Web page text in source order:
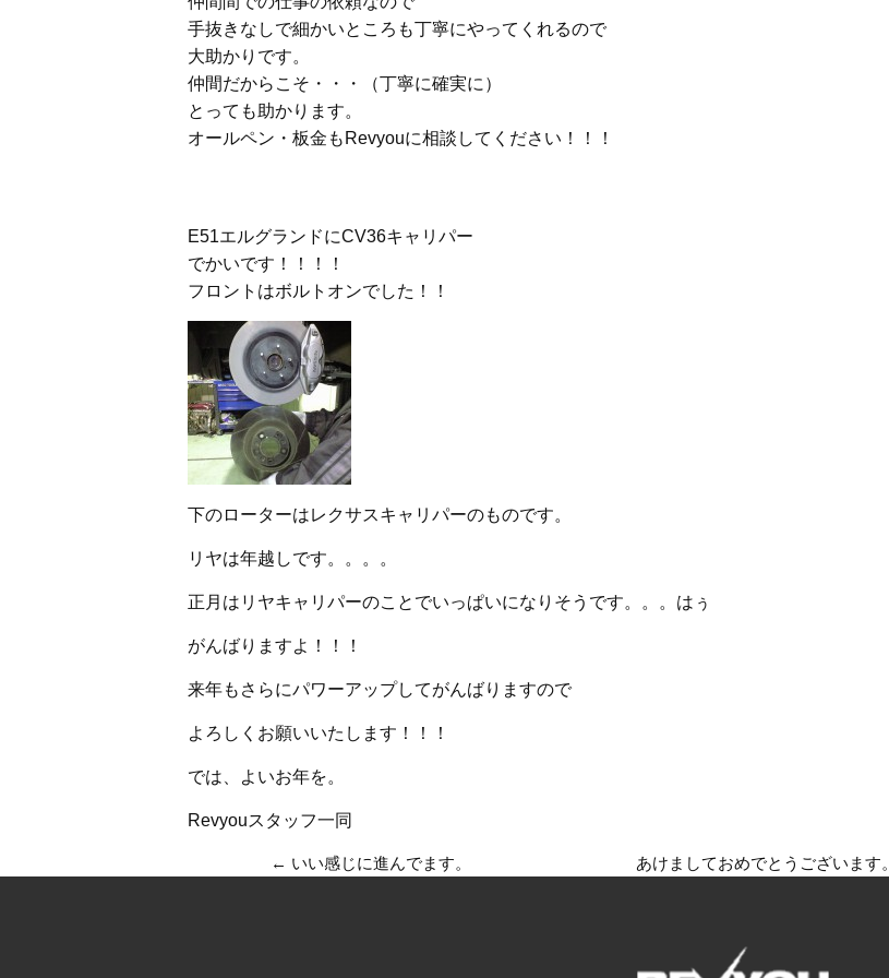
手抜きなしで細かいところも丁寧にやってくれるので
大助かりです。
仲間だからこそ・・・（丁寧に確実に）
とっても助かります。
オールペン・板金もRevyouに相談してください！！！
E51エルグランドにCV36キャリパー
でかいです！！！！
フロントはボルトオンでした！！
下のローターはレクサスキャリパーのものです。
リヤは年越しです。。。。
正月はリヤキャリパーのことでいっぱいになりそうです。。。はぅ
がんばりますよ！！！
来年もさらにパワーアップしてがんばりますので
よろしくお願いいたします！！！
では、よいお年を。
Revyouスタッフ一同
← いい感じに進んでます。 あけましておめでとうございます。